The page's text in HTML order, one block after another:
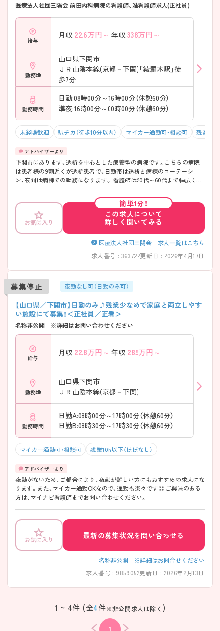
医療法人社団三陽会 前田内科病院の看護師、准看護師求人(正社員)
給与
月収 22.6万円～ 年収 338万円～
勤務地
山口県下関市
ＪＲ山陰本線(京都－下関)「綾羅木駅」徒
歩7分
勤務時間
日勤:08時00分～16時00分（休憩60分）
準夜:16時00分～00時00分（休憩60分）
未経験歓迎 駅チカ（徒歩10分以内） マイカー通勤可・相談可 残業10h
下関市にあります、透析を中心とした療養型の病院です。こちらの病院
は患者様の9割近くが透析患者で、日勤帯は透析と病棟のローテーショ
ン、夜間は病棟での勤務になります。 看護師は20代～60代まで幅広く就
帯でも看護師2名、看護助手1名以上と手厚い配置となっているため、安心
して就業できます。 特別休暇が1年に6日間あり、連休の取得も可能で
す。ご興味のある方は担当コンサルタントまでお問い合わせ下さいま
せ。お気に入り
簡単1分！
この求人について
詳しく聞いてみる
医療法人社団三陽会 求人一覧はこちら
求人番号 : 363722更新日 : 2026年4月17日
募集停止 夜勤なし可（日勤のみ可）
【山口県／下関市】日勤のみ♪残業少なめで家庭と両立しやす
い施設にて募集！＜正社員／正看＞
名称非公開 ※詳細はお問い合わせください
給与
月収 22.8万円～ 年収 285万円～
勤務地
山口県下関市
ＪＲ山陰本線(京都－下関)
勤務時間
日勤A:08時00分～17時00分（休憩60分）
日勤B:08時30分～17時30分（休憩60分）
マイカー通勤可・相談可 残業10h以下（ほぼなし）
夜勤がないため、ご都合により、夜勤が難しい方にもおすすめの求人にな
ります。また、マイカー通勤OKなので、通勤も楽々です◎ ご興味のある
方は、マイナビ看護師までお問い合わせください。
お気に入り 最新の募集状況を問い合わせる
名称非公開 ※詳細はお問合せください
求人番号 : 9859052更新日 : 2026年2月13日
1 ~ 4件 (全4件※非公開求人は除く )